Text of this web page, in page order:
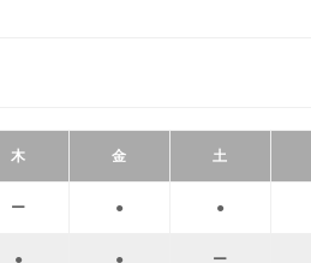
木 金 土
ー ● ●
● ● ー